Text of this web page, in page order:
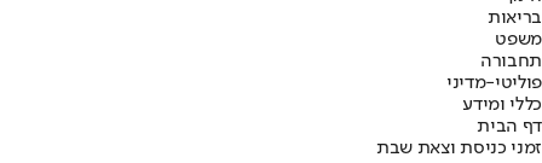
בריאות
משפט
תחבורה
פוליטי-מדיני
כללי ומידע
דף הבית
זמני כניסת וצאת שבת